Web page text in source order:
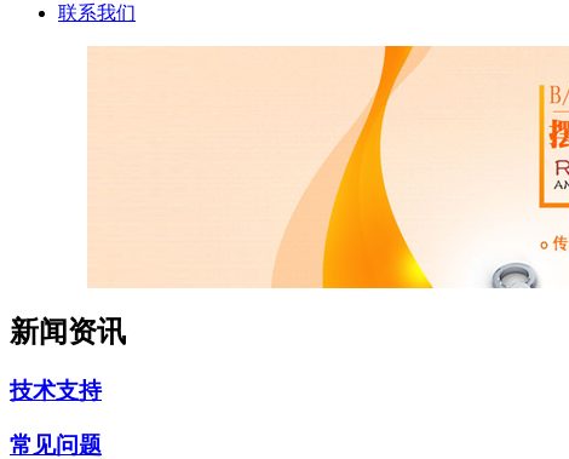
联系我们
新闻资讯
技术支持
常见问题